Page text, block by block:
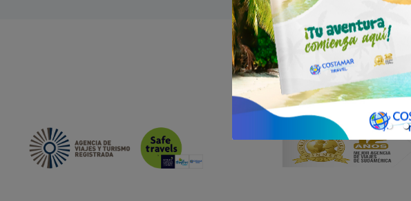
¿Por qué